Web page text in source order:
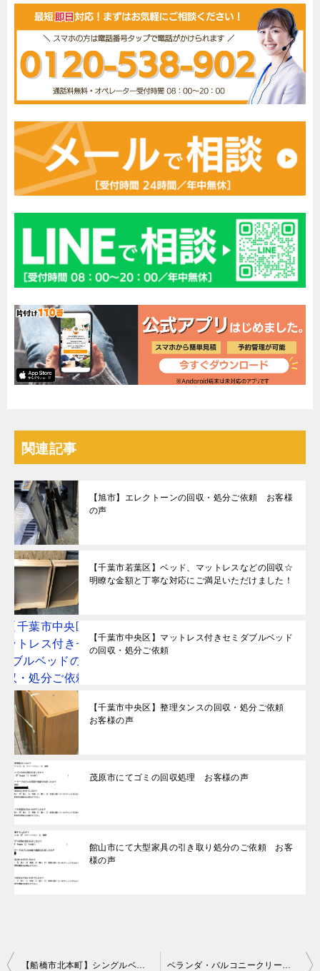
関連記事
【旭市】エレクトーンの回収・処分ご依頼 お客様
の声
【千葉市若葉区】ベッド、マットレスなどの回収☆
明瞭な金額と丁寧な対応にご満足いただけました！
【千葉市中央区】マットレス付きセミダブルベッド
の回収・処分ご依頼
【千葉市中央区】整理タンスの回収・処分ご依頼
お客様の声
茂原市にてゴミの回収処理 お客様の声
館山市にて大型家具の引き取り処分のご依頼 お客
様の声
投